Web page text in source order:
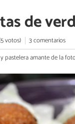
de
votos)
3 comentarios
pastelera amante de la